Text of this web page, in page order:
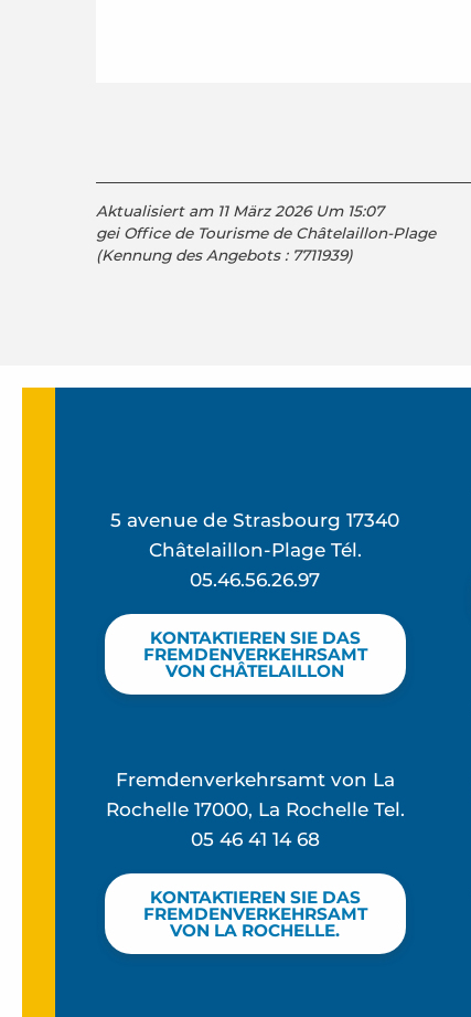
Aktualisiert am 11 März 2026 Um 15:07
gei Office de Tourisme de Châtelaillon-Plage
(Kennung des Angebots : 7711939)
5 avenue de Strasbourg 17340
Châtelaillon-Plage Tél.
05.46.56.26.97
KONTAKTIEREN SIE DAS
FREMDENVERKEHRSAMT
VON CHÂTELAILLON
Fremdenverkehrsamt von La
Rochelle 17000, La Rochelle Tel.
05 46 41 14 68
KONTAKTIEREN SIE DAS
FREMDENVERKEHRSAMT
VON LA ROCHELLE.